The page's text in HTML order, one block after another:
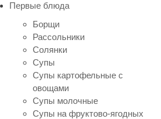
Первые блюда
Борщи
Рассольники
Солянки
Супы
Супы картофельные с
овощами
Супы молочные
Супы на фруктово-ягодных